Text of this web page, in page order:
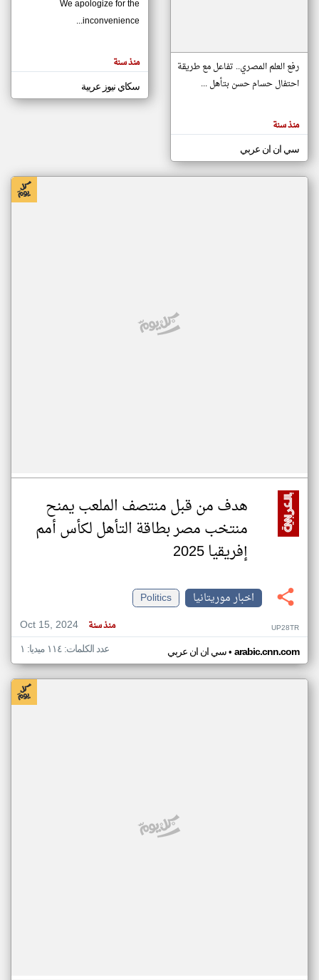
مصادر الأخبار من موريتانيا
اخبار موريتانيا على مدار الساعة
أهم اخبار موريتانيا العاجلة والمباشرة
المقالات
الموجوده
هنا عن
رفع العلم المصري.. تفاعل مع طريقة
احتفال حسام حسن بتأهل ...
منذ سنة
سي ان ان عربي
We apologize for the
inconvenience...
منذ سنة
سكاي نيوز عربية
هدف من قبل منتصف الملعب يمنح
منتخب مصر بطاقة التأهل لكأس أمم
إفريقيا 2025
اخبار موريتانيا
Politics
Oct 15, 2024
منذ سنة UP28TR
سي ان ان عربي• arabic.cnn.com عدد الكلمات: ١١٤ ميديا: ١
klyoum.com